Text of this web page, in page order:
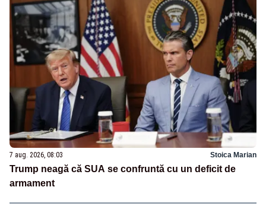
7 aug. 2026, 08:03 Stoica Marian
Trump neagă că SUA se confruntă cu un deficit de
armament